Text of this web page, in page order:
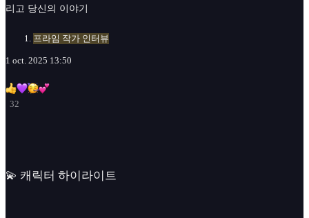
리고 당신의 이야기
프라임 작가 인터뷰
1 oct. 2025 13:50
32
💫 캐릭터 하이라이트